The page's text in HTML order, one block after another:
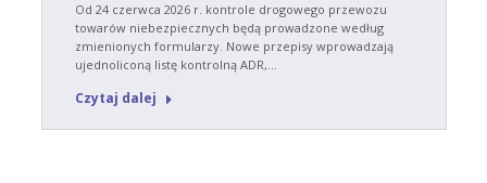
Od 24 czerwca 2026 r. kontrole drogowego przewozu
towarów niebezpiecznych będą prowadzone według
zmienionych formularzy. Nowe przepisy wprowadzają
ujednoliconą listę kontrolną ADR,…
Czytaj dalej